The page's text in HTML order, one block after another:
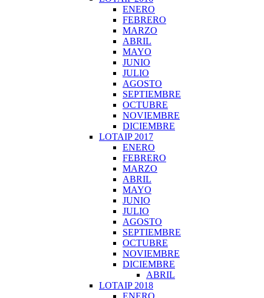
ENERO
FEBRERO
MARZO
ABRIL
MAYO
JUNIO
JULIO
AGOSTO
SEPTIEMBRE
OCTUBRE
NOVIEMBRE
DICIEMBRE
LOTAIP 2017
ENERO
FEBRERO
MARZO
ABRIL
MAYO
JUNIO
JULIO
AGOSTO
SEPTIEMBRE
OCTUBRE
NOVIEMBRE
DICIEMBRE
ABRIL
LOTAIP 2018
ENERO